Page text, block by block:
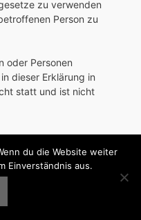
zu verwenden
Person zu
oder Personen
dieser Erklärung in
statt und ist nicht
Sie unter den
der Telefonnummer+49
du die Website weiter
Einverständnis aus.